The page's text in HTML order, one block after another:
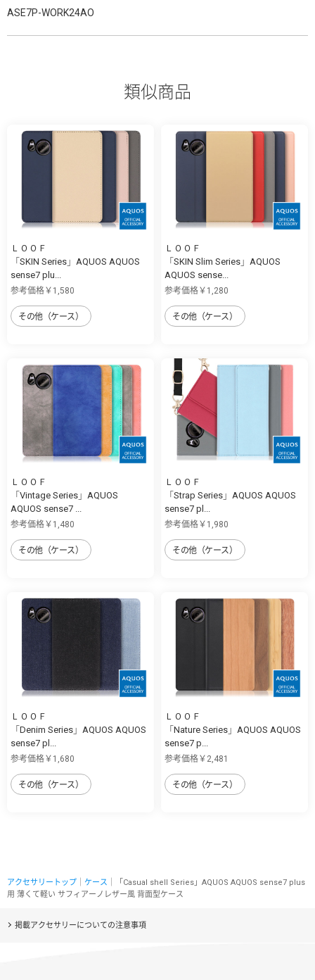
ASE7P-WORK24AO
類似商品
ＬＯＯＦ
「SKIN Series」AQUOS AQUOS
sense7 plu...
参考価格￥1,580
その他（ケース）
ＬＯＯＦ
「SKIN Slim Series」AQUOS
AQUOS sense...
参考価格￥1,280
その他（ケース）
ＬＯＯＦ
「Vintage Series」AQUOS
AQUOS sense7 ...
参考価格￥1,480
その他（ケース）
ＬＯＯＦ
「Strap Series」AQUOS AQUOS
sense7 pl...
参考価格￥1,980
その他（ケース）
ＬＯＯＦ
「Denim Series」AQUOS AQUOS
sense7 pl...
参考価格￥1,680
その他（ケース）
ＬＯＯＦ
「Nature Series」AQUOS AQUOS
sense7 p...
参考価格￥2,481
その他（ケース）
アクセサリートップ ケース ｜「Casual shell Series」AQUOS AQUOS sense7 plus
用 薄くて軽い サフィアーノレザー風 背面型ケース
掲載アクセサリーについての注意事項